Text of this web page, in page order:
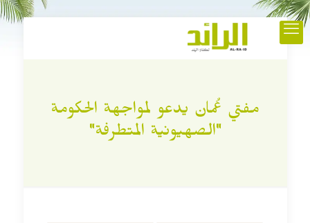
مفتي عُمان يدعو لمواجهة الحكومة
"الصهيونية المتطرفة"